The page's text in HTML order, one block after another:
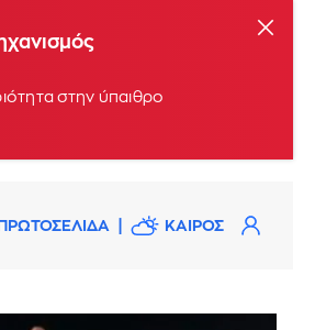
στην ύπαιθρο
ΠΡΩΤΟΣΕΛΙΔΑ ΚΑΙΡΟΣ